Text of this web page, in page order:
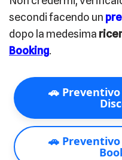
secondi facendo un
dopo la medesima
Booking.
🚗
🚗